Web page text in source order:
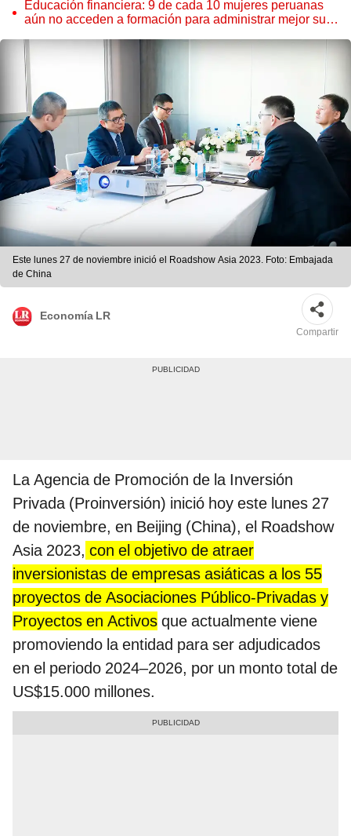
Educación financiera: 9 de cada 10 mujeres peruanas
aún no acceden a formación para administrar mejor su
Este lunes 27 de noviembre inició el Roadshow Asia 2023. Foto: Embajada
de China
Economía LR
Compartir
La Agencia de Promoción de la Inversión
Privada (Proinversión) inició hoy este lunes 27
de noviembre, en Beijing (China), el Roadshow
Asia 2023, con el objetivo de atraer
inversionistas de empresas asiáticas a los 55
proyectos de Asociaciones Público-Privadas y
Proyectos en Activos que actualmente viene
promoviendo la entidad para ser adjudicados
en el periodo 2024–2026, por un monto total de
US$15.000 millones.